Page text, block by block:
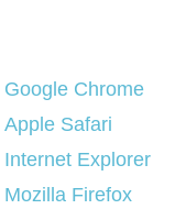
Google Chrome
Apple Safari
Internet Explorer
Mozilla Firefox